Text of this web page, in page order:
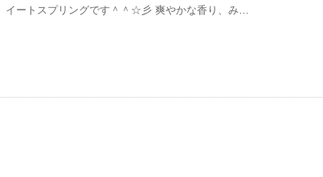
イートスプリングです＾＾☆彡 爽やかな香り、み…